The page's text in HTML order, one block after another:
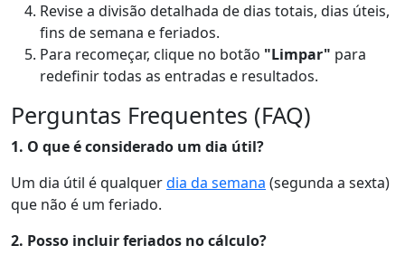
Revise a divisão detalhada de dias totais, dias úteis,
fins de semana e feriados.
Para recomeçar, clique no botão "Limpar" para
redefinir todas as entradas e resultados.
Perguntas Frequentes (FAQ)
1. O que é considerado um dia útil?
Um dia útil é qualquerdia da semana (segunda a sexta)
que não é um feriado.
2. Posso incluir feriados no cálculo?